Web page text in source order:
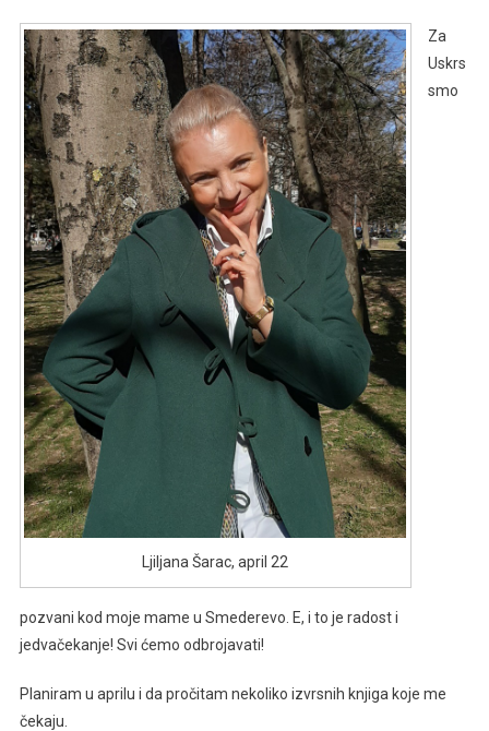
Ljiljana Šarac, april 22
Za
Uskrs
smo
pozvani kod moje mame u Smederevo. E, i to je radost i
jedvačekanje! Svi ćemo odbrojavati!
Planiram u aprilu i da pročitam nekoliko izvrsnih knjiga koje me
čekaju.